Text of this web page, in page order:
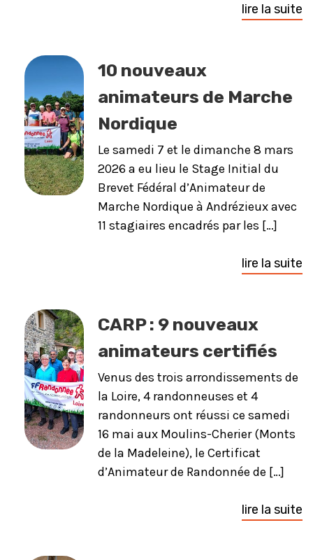
lire la suite
10 nouveaux
animateurs de Marche
Nordique
Le samedi 7 et le dimanche 8 mars
2026 a eu lieu le Stage Initial du
Brevet Fédéral d’Animateur de
Marche Nordique à Andrézieux avec
11 stagiaires encadrés par les […]
lire la suite
CARP : 9 nouveaux
animateurs certifiés
Venus des trois arrondissements de
la Loire, 4 randonneuses et 4
randonneurs ont réussi ce samedi
16 mai aux Moulins-Cherier (Monts
de la Madeleine), le Certificat
d’Animateur de Randonnée de […]
lire la suite